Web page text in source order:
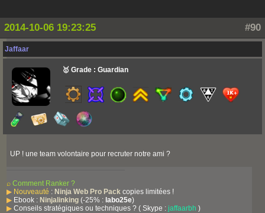
#90
2014-10-06 19:23:25
Jaffaar
🥇 Grade : Guardian
UP ! une team volontaire pour recruter notre ami ?
⌕ Comment Ranker ?
▶ Nouveauté : Ninja Web Pro Pack copies limitées !
▶ Ebook : Ninjalinking (-25% : labo25e)
▶ Conseils stratégiques ou techniques ? ( Skype : jaffaarbh )